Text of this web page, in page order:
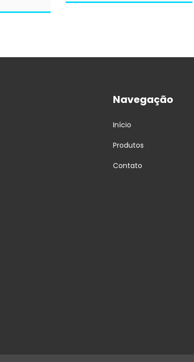
Navegação
Início
Produtos
Contato